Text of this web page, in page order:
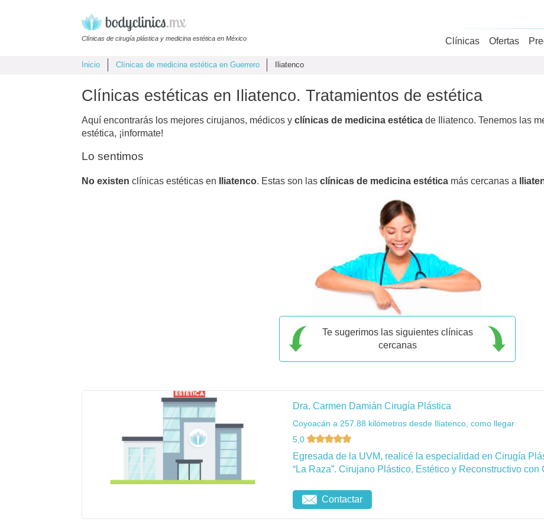
Clínicas de cirugía plástica y medicina estética en México Clínicas Ofertas
Inicio Clínicas de medicina estética en Guerrero Iliatenco
Clínicas estéticas en Iliatenco. Tratamientos de estética
Aquí encontrarás los mejores cirujanos, médicos y clínicas de medicina estética de Iliatenco. Tenemos las
estética, ¡informate!
Lo sentimos
No existen clínicas estéticas en Iliatenco. Estas son las clínicas de medicina estética más cercanas a
Te sugerimos las siguientes clínicas
cercanas
Dra. Carmen Damián Cirugía Plástica
Coyoacán a 257.88 kilómetros desde Iliatenco, como llegar
5,0
Egresada de la UVM, realicé la especialidad en Cirugía
“La Raza”. Cirujano Plástico, Estético y Reconstructivo con
Contactar